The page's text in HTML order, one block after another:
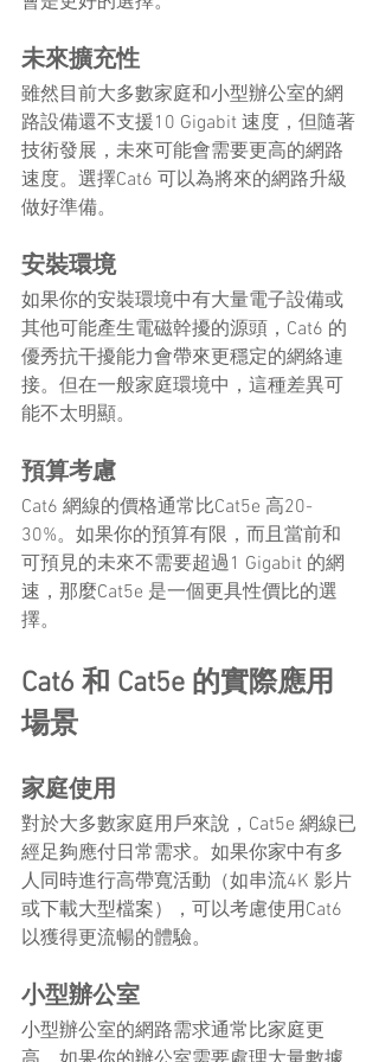
未來擴充性
雖然目前大多數家庭和小型辦公室的網
路設備還不支援10 Gigabit 速度，但隨著
技術發展，未來可能會需要更高的網路
速度。選擇Cat6 可以為將來的網路升級
做好準備。
安裝環境
如果你的安裝環境中有大量電子設備或
其他可能產生電磁幹擾的源頭，Cat6 的
優秀抗干擾能力會帶來更穩定的網絡連
接。但在一般家庭環境中，這種差異可
能不太明顯。
預算考慮
Cat6 網線的價格通常比Cat5e 高20-
30%。如果你的預算有限，而且當前和
可預見的未來不需要超過1 Gigabit 的網
速，那麼Cat5e 是一個更具性價比的選
擇。
Cat6 和 Cat5e 的實際應用
場景
家庭使用
對於大多數家庭用戶來說，Cat5e 網線已
經足夠應付日常需求。如果你家中有多
人同時進行高帶寬活動（如串流4K 影片
或下載大型檔案），可以考慮使用Cat6
以獲得更流暢的體驗。
小型辦公室
小型辦公室的網路需求通常比家庭更